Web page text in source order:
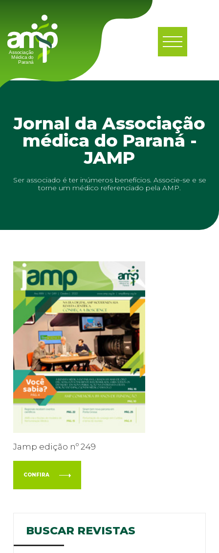
Jornal da Associação
médica do Paraná -
JAMP
Ser associado é ter inúmeros benefícios. Associe-se e se
torne um médico referenciado pela AMP.
Jamp edição nº 249
CONFIRA
BUSCAR REVISTAS